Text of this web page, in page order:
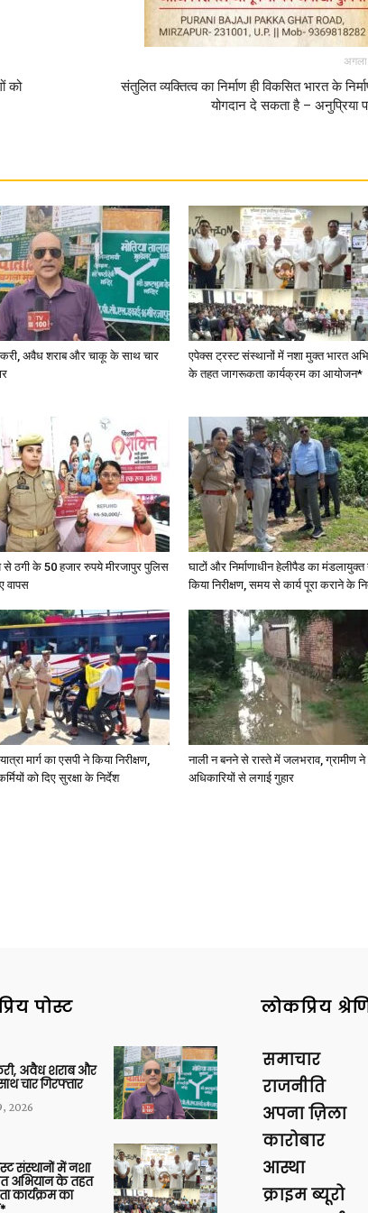
को
संतुलित व्यक्तित्व का निर्माण ही विकसित भारत के
योगदान दे सकता है – अनुप्रिया
अवैध शराब और चाकू के साथ चार
एपेक्स ट्रस्ट संस्थानों में नशा मुक्त भारत
के तहत जागरूकता कार्यक्रम का आयोजन*
से ठगी के 50 हजार रुपये मीरजापुर पुलिस
वापस
घाटों और निर्माणाधीन हेलीपैड का मंडलायुक्त
किया निरीक्षण, समय से कार्य पूरा कराने के
मार्ग का एसपी ने किया निरीक्षण,
को दिए सुरक्षा के निर्देश
नाली न बनने से रास्ते में जलभराव, ग्रामीण ने
अधिकारियों से लगाई गुहार
पोस्ट
अवैध शराब और
चार गिरफ्तार
2026
संस्थानों में नशा
अभियान के तहत
कार्यक्रम का
लोकप्रिय
समाचार
राजनीति
अपना ज़िला
कारोबार
आस्था
क्राइम ब्यूरो